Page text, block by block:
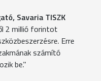
Savaria TISZK
2 millió forintot
Erre
számító
be."